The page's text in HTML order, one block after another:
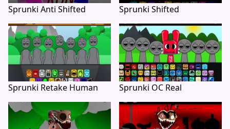
Sprunki Anti Shifted Sprunki Shifted
Sprunki Retake Human Sprunki OC Real